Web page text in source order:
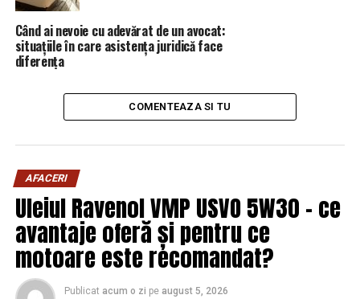
Când ai nevoie cu adevărat de un avocat:
situațiile în care asistența juridică face
diferența
COMENTEAZA SI TU
AFACERI
Uleiul Ravenol VMP USVO 5W30 – ce
avantaje oferă și pentru ce
motoare este recomandat?
Publicat acum o zi pe august 5, 2026